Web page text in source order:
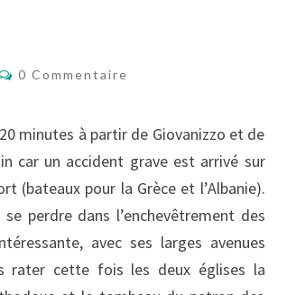
Commentaires
0 Commentaire
minutes à partir de Giovanizzo et de
car un accident grave est arrivé sur
(bateaux pour la Grèce et l’Albanie).
perdre dans l’enchevêtrement des
avec ses larges avenues
rater cette fois les deux églises la